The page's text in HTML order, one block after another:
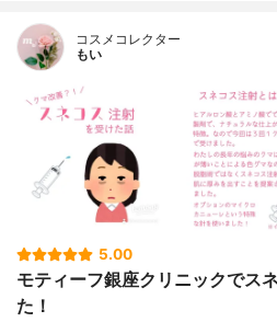
コスメコレクター
もい
5.00
モティーフ銀座クリニックでス
た！